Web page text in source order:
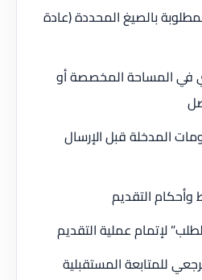
بالصيغ المحددة (عادة
في المساحة المخصصة أو
المدخلة قبل الإرسال
التقديم
لإتمام عملية التقديم
للمتابعة المستقبلية